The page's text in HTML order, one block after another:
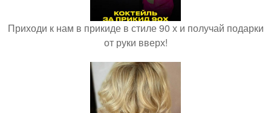
Приходи к нам в прикиде в стиле 90 х и получай подарки
от руки вверх!